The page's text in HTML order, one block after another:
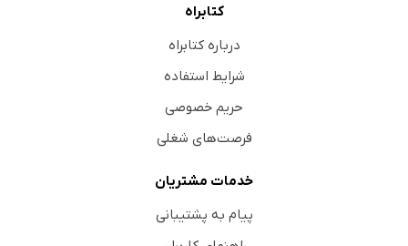
کتابراه
درباره کتابراه
شرایط استفاده
حریم خصوصی
فرصت‌های شغلی
خدمات مشتریان
پیام به پشتیبانی